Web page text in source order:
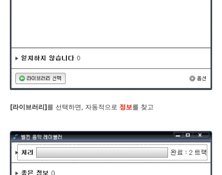
[라이브러리]를 선택하면, 자동적으로 정보를 찾고